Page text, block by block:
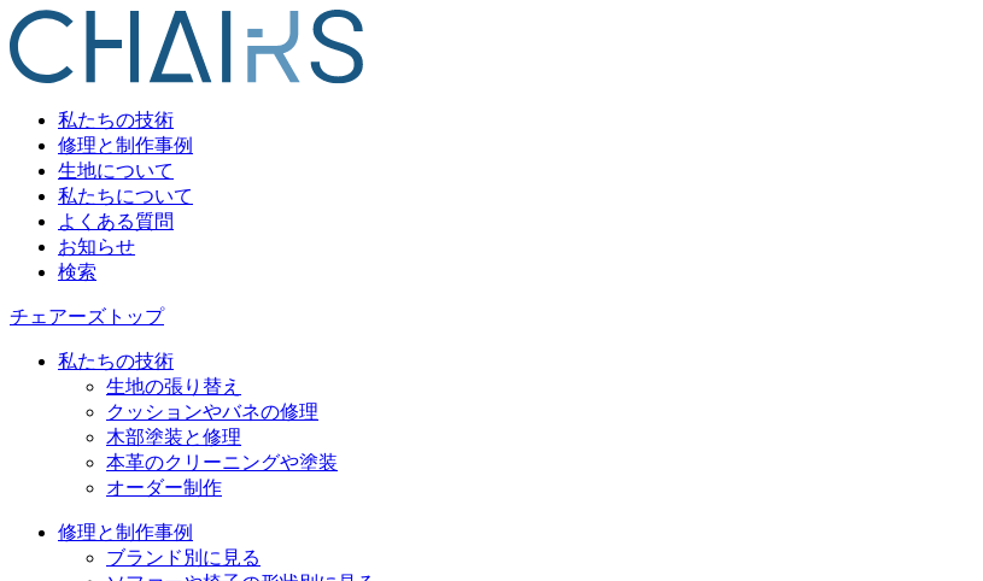
私たちの技術
修理と制作事例
生地について
私たちについて
よくある質問
お知らせ
検索
チェアーズトップ
私たちの技術
生地の張り替え
クッションやバネの修理
木部塗装と修理
本革のクリーニングや塗装
オーダー制作
修理と制作事例
ブランド別に見る